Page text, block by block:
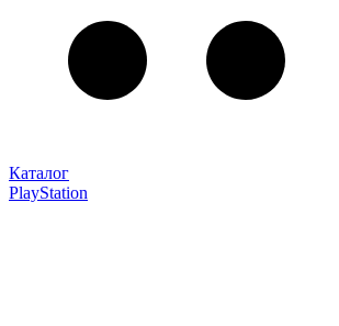
Каталог
PlayStation